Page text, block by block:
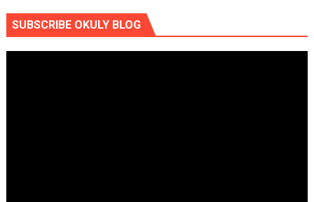
SUBSCRIBE OKULY BLOG